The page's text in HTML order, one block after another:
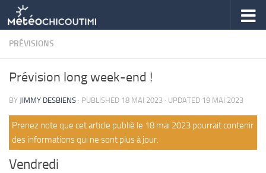
Skip to content
PRÉVISIONS
Prévision long week-end !
BY JIMMY DESBIENS · PUBLISHED 18 MAI 2023 · UPDATED 19 MAI 2023
Prenez note que cet article publié le 18 mai 2023 pourrait contenir
des informations qui ne sont plus à jour.
Vendredi